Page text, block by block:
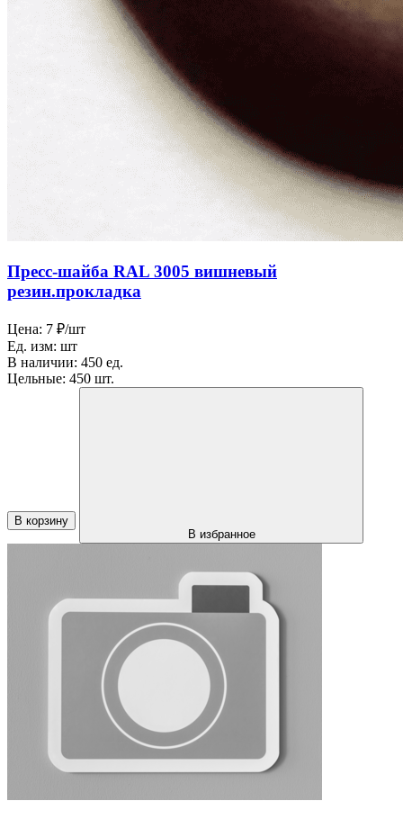
Пресс-шайба RAL 3005 вишневый
резин.прокладка
Цена: 7 ₽/шт
Ед. изм: шт
В наличии: 450 ед.
Цельные: 450 шт.
В корзину
В избранное